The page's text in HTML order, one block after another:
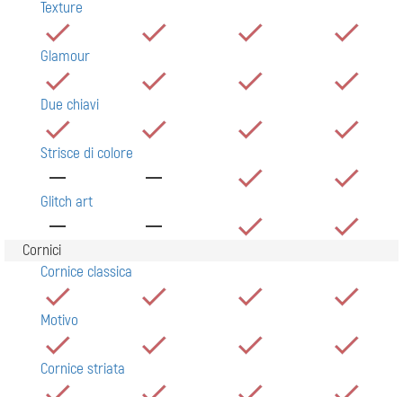
Texture
Glamour
Due chiavi
Strisce di colore
Glitch art
Cornici
Cornice classica
Motivo
Cornice striata